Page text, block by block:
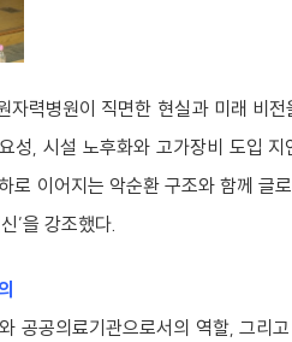
자력병원이 직면한 현실과 미래 비
, 시설 노후화와 고가장비 도입 지
로 이어지는 악순환 구조와 함께 글
’을 강조했다.
공공의료기관으로서의 역할, 그리